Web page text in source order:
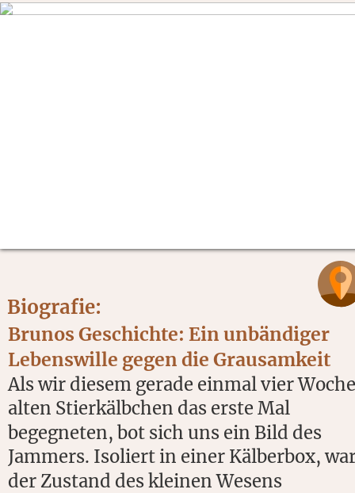
Biografie:
Brunos Geschichte: Ein unbändiger
Lebenswille gegen die Grausamkeit
Als wir diesem gerade einmal vier
alten Stierkälbchen das erste Mal
begegneten, bot sich uns ein Bild des
Jammers. Isoliert in einer Kälberbox,
der Zustand des kleinen Wesens